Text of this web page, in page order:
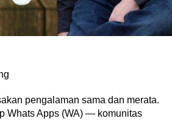
pengalaman sama dan merata.
Whats Apps (WA) — komunitas